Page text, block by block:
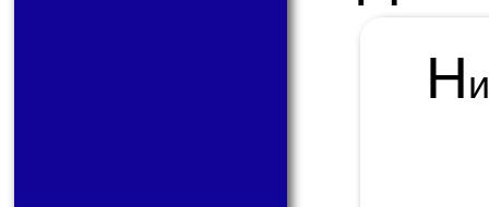
Н